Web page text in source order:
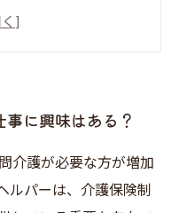
トとは？
に興味はある？
介護が必要な方が増加
ルパーは、介護保険制